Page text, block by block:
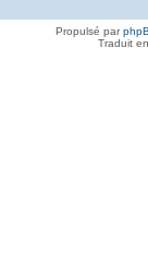
Propulsé par
Traduit